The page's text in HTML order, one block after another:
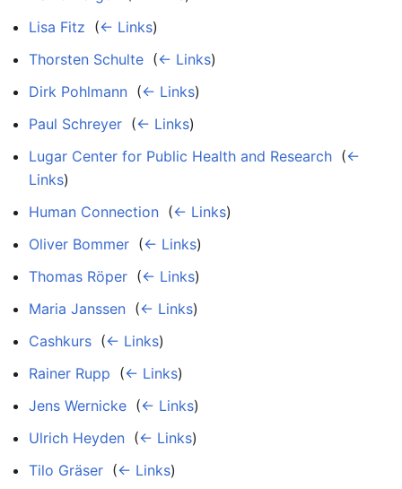
Lisa Fitz (← Links)
Thorsten Schulte (← Links)
Dirk Pohlmann (← Links)
Paul Schreyer (← Links)
Lugar Center for Public Health and Research (←
Links)
Human Connection (← Links)
Oliver Bommer (← Links)
Thomas Röper (← Links)
Maria Janssen (← Links)
Cashkurs (← Links)
Rainer Rupp (← Links)
Jens Wernicke (← Links)
Ulrich Heyden (← Links)
Tilo Gräser (← Links)